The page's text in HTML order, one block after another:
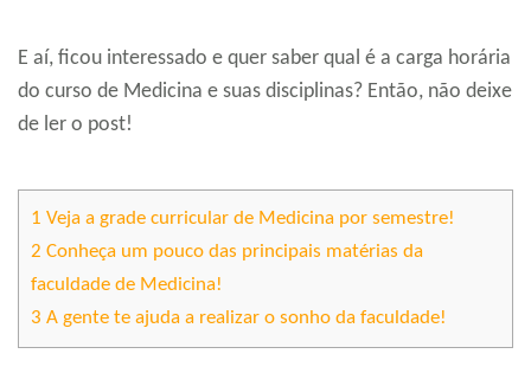
E aí, ficou interessado e quer saber qual é a carga horária
do curso de Medicina e suas disciplinas? Então, não deixe
de ler o post!
1 Veja a grade curricular de Medicina por semestre!
2 Conheça um pouco das principais matérias da
faculdade de Medicina!
3 A gente te ajuda a realizar o sonho da faculdade!